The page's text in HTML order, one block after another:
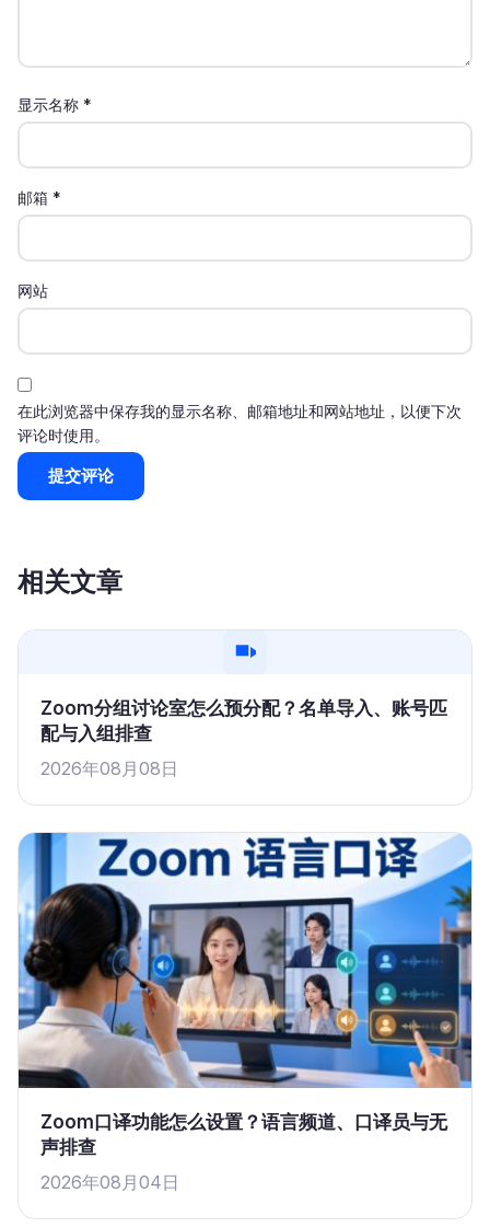
显示名称 *
邮箱 *
网站
在此浏览器中保存我的显示名称、邮箱地址和网站地址，以便下次
评论时使用。
相关文章
Zoom分组讨论室怎么预分配？名单导入、账号匹
配与入组排查
2026年08月08日
Zoom口译功能怎么设置？语言频道、口译员与无
声排查
2026年08月04日